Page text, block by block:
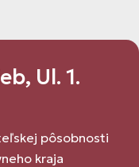
Ul. 1.
pôsobnosti
kraja